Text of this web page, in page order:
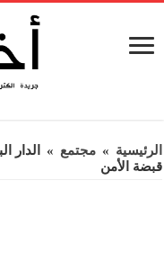
الرئيسية » مجتمع »
قبضة الأمن